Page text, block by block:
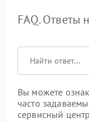
FAQ. Ответы
Вы можете
часто
сервисный